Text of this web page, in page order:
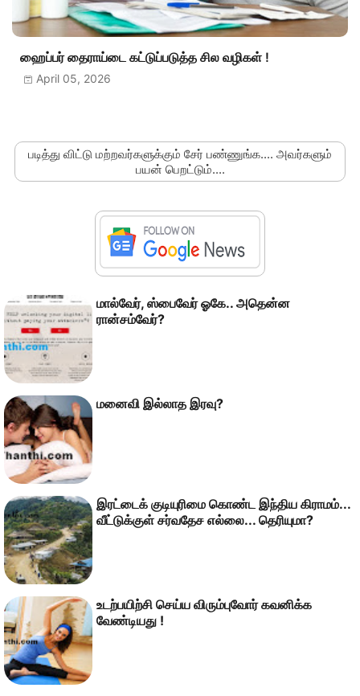
ஹைப்பர் தைராய்டை கட்டுப்படுத்த சில வழிகள் !
April 05, 2026
படித்து விட்டு மற்றவர்களுக்கும் சேர் பண்ணுங்க.... அவர்களும்
பயன் பெறட்டும்....
மால்வேர், ஸ்பைவேர் ஓகே.. அதென்ன
ரான்சம்வேர்?
மனைவி இல்லாத இரவு?
இரட்டைக் குடியுரிமை கொண்ட இந்திய கிராமம்...
வீட்டுக்குள் சர்வதேச எல்லை... தெரியுமா?
உடற்பயிற்சி செய்ய‍ விரும்புவோர் கவனிக்க‍
வேண்டியது !